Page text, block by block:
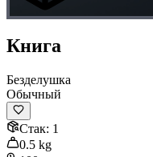
Книга
Безделушка
Обычный
Стак: 1
0.5 kg